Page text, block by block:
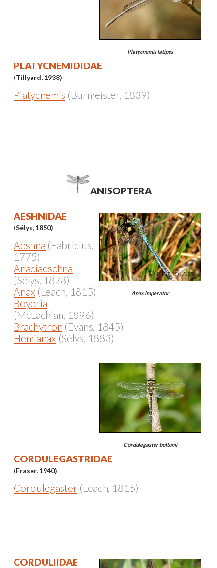
Platycnemis latipes
PLATYCNEMIDIDAE
(Tillyard, 1938)
Platycnemis (Burmeister, 1839)
ANISOPTERA
Anax imperator
AESHNIDAE
(Sélys, 1850)
Aeshna (Fabricius,
1775)
Anaciaeschna
(Sélys, 1878)
Anax (Leach, 1815)
Boyeria
(McLachlan, 1896)
Brachytron (Evans, 1845)
Hemianax (Sélys, 1883)
Cordulegaster boltonii
CORDULEGASTRIDAE
(Fraser, 1940)
Cordulegaster (Leach, 1815)
CORDULIIDAE